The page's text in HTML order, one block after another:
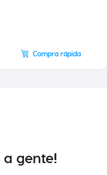
Compra rápida
a gente!